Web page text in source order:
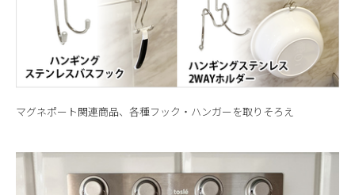
マグネポート関連商品、各種フック・ハンガーを取りそろえ